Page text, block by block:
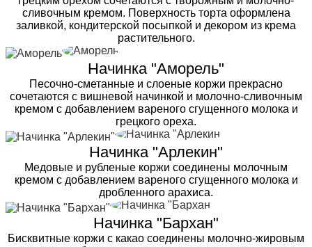
сливочным кремом. Поверхность торта оформлена
заливкой, кондитерской посыпкой и декором из крема
растительного.
Начинка "Аморель"
Песочно-сметанные и слоеные коржи прекрасно
сочетаются с вишневой начинкой и молочно-сливочным
кремом с добавлением вареного сгущенного молока и
грецкого ореха.
Начинка "Арлекин"
Медовые и рубленые коржи соединены молочным
кремом с добавлением вареного сгущенного молока и
дробленного арахиса.
Начинка "Бархан"
Бисквитные коржи с какао соединены молочно-жировым